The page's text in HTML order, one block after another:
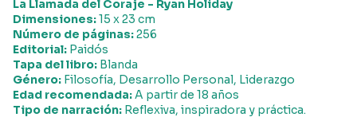
La Llamada del Coraje - Ryan Holiday
Dimensiones:15 x 23 cm
Número de páginas:256
Editorial: Paidós
Tapa del libro: Blanda
Género: Filosofía, Desarrollo Personal, Liderazgo
Edad recomendada:A partir de 18 años
Tipo de narración: Reflexiva, inspiradora y práctica.